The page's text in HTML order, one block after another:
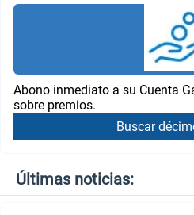
Abono inmediato a su Cuenta
sobre premios.
Buscar
Últimas noticias: